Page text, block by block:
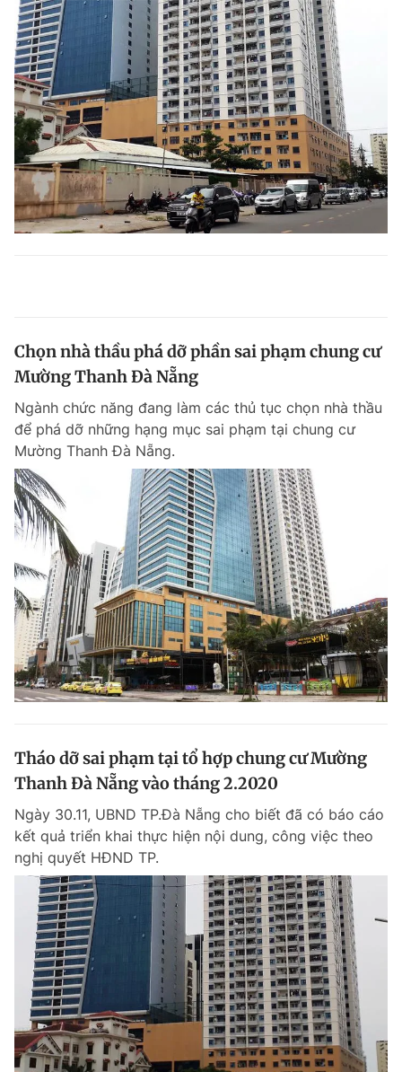
Chọn nhà thầu phá dỡ phần sai phạm chung cư
Mường Thanh Đà Nẵng
Ngành chức năng đang làm các thủ tục chọn nhà thầu
để phá dỡ những hạng mục sai phạm tại chung cư
Mường Thanh Đà Nẵng.
Tháo dỡ sai phạm tại tổ hợp chung cư Mường
Thanh Đà Nẵng vào tháng 2.2020
Ngày 30.11, UBND TP.Đà Nẵng cho biết đã có báo cáo
kết quả triển khai thực hiện nội dung, công việc theo
nghị quyết HĐND TP.